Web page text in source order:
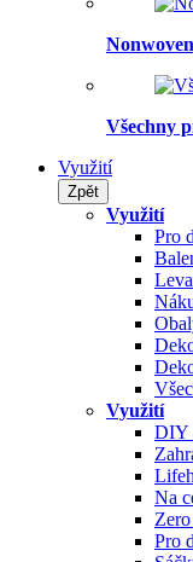
Nonwoven
Všechny
Využití
Zpět
Využití
Pro
Využití
DIY
Na
Pro